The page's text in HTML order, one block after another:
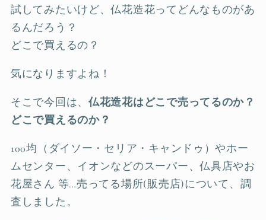
試してみたいけど、仏花造花ってどんなものがあ
るんだろう？
どこで買えるの？
気になりますよね！
そこで今回は、仏花造花はどこで売ってるのか？
どこで買えるのか？
100均（ダイソー・セリア・キャンドゥ）やホー
ムセンター、イオンなどのスーパー、仏具店やお
花屋さん 等…売ってる場所(販売店)について、調
査しました。